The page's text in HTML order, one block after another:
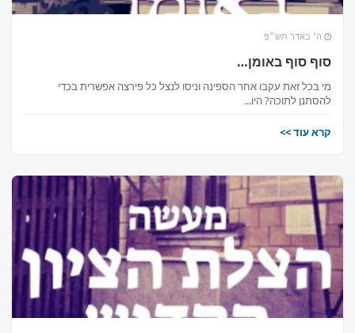
ה׳ באדר תש״פ
סוף סוף באומן…
מי בכל זאת עקבו אחר הספינה וניסו לנצל כל פירצה אפשרית בכדי
להסתנן לתוכה? היו...
קרא עוד >>